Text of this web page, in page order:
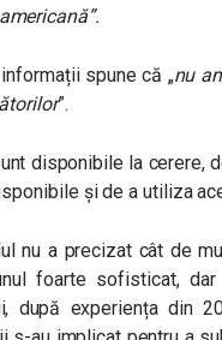
spune că „nu
”.
disponibile la cerere,
și de a utiliza
nu a precizat cât de
foarte sofisticat, dar
după experiența din